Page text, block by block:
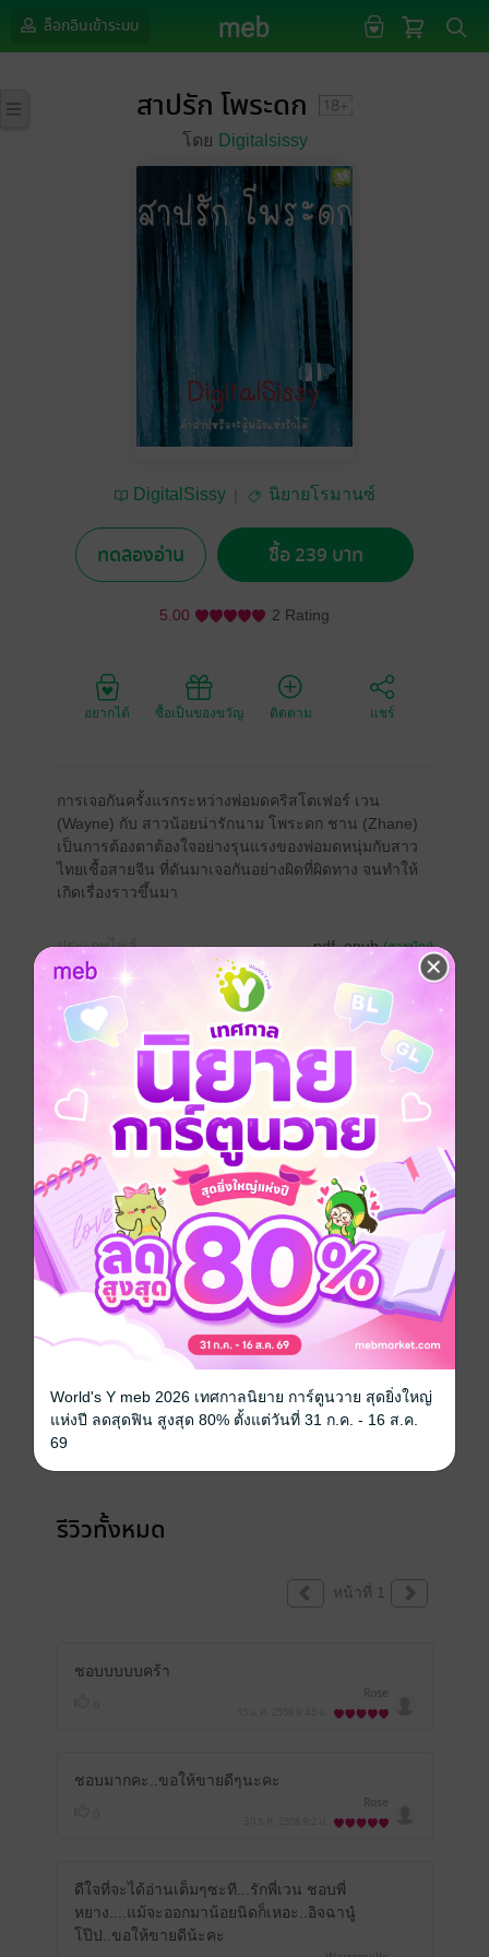
ล็อกอินเข้าระบบ
สาปรัก โพระดก
โดย Digitalsissy
DigitalSissy นิยายโรมานซ์
ทดลองอ่าน ซื้อ 239 บาท
5.00 2 Rating
อยากได้ ซื้อเป็นของขวัญ ติดตาม แชร์
การเจอกันครั้งแรกระหว่างพ่อมดคริสโตเฟอร์ เวน
(Wayne) กับ สาวน้อยน่ารักนาม โพระดก ชาน (Zhane)
เป็นการต้องตาต้องใจอย่างรุนแรงของพ่อมดหนุ่มกับสาว
ไทยเชื้อสายจีน ที่ดันมาเจอกันอย่างผิดที่ผิดทาง จนทำให้
เกิดเรื่องราวขึ้นมา
ประเภทไฟล์ pdf, epub(สารบัญ)
วันที่วางขาย 04 มกราคม 2559
ความยาว 325 หน้า (≈ 61,184 คำ)
ราคาปก 300 บาท (ประหยัด 20%)
เรื่องที่คุณน่าจะสนใจ
เขียนรีวิวและให้เรตติ้ง
คุณสามารถ เข้าสู่ระบบ
รีวิวทั้งหมด
หน้าที่ 1
ชอบบบบบคร้า
Rose
ชอบมากคะ..ขอให้ขายดีๆนะคะ
Rose
ดีใจที่จะได้อ่านเต็มๆซะที...รักพี่เวน ชอบพี่
หยาง....แม้จะออกมาน้อยนิดก็เหอะ..อิจฉานู๋
โป๊ป..ขอให้ขายดีน้ะคะ
World's Y meb 2026 เทศกาลนิยาย การ์ตูนวาย สุดยิ่งใหญ่
แห่งปี ลดสุดฟิน สูงสุด 80% ตั้งแต่วันที่ 31 ก.ค. - 16 ส.ค.
69